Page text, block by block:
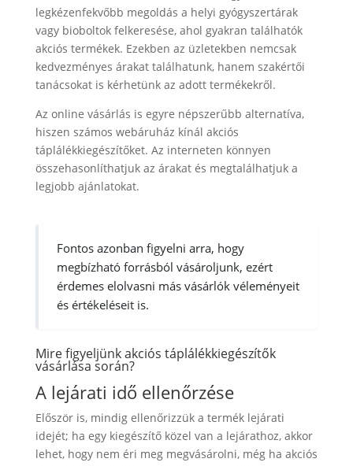
legkézenfekvőbb megoldás a helyi gyógyszertárak
vagy bioboltok felkeresése, ahol gyakran találhatók
akciós termékek. Ezekben az üzletekben nemcsak
kedvezményes árakat találhatunk, hanem szakértői
tanácsokat is kérhetünk az adott termékekről.
Az online vásárlás is egyre népszerűbb alternatíva,
hiszen számos webáruház kínál akciós
táplálékkiegészítőket. Az interneten könnyen
összehasonlíthatjuk az árakat és megtalálhatjuk a
legjobb ajánlatokat.
Fontos azonban figyelni arra, hogy
megbízható forrásból vásároljunk, ezért
érdemes elolvasni más vásárlók véleményeit
és értékeléseit is.
Mire figyeljünk akciós táplálékkiegészítők
vásárlása során?
A lejárati idő ellenőrzése
Először is, mindig ellenőrizzük a termék lejárati
idejét; ha egy kiegészítő közel van a lejárathoz, akkor
lehet, hogy nem éri meg megvásárolni, még ha akciós